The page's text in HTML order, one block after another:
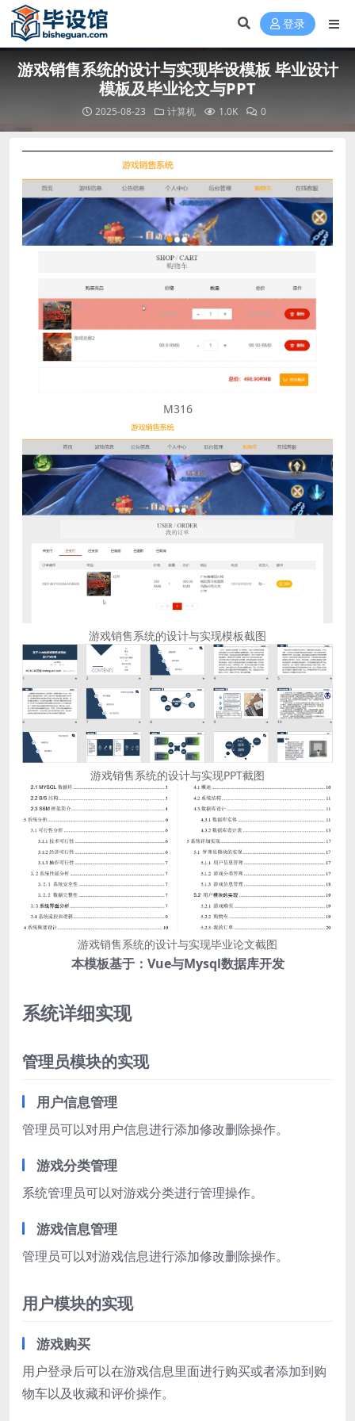
登录
游戏销售系统的设计与实现毕设模板 毕业设计
模板及毕业论文与PPT
2025-08-23 计算机 1.0K 0
M316
游戏销售系统的设计与实现模板截图
游戏销售系统的设计与实现PPT截图
游戏销售系统的设计与实现毕业论文截图
本模板基于：Vue与Mysql数据库开发
系统详细实现
管理员模块的实现
用户信息管理
管理员可以对用户信息进行添加修改删除操作。
游戏分类管理
系统管理员可以对游戏分类进行管理操作。
游戏信息管理
管理员可以对游戏信息进行添加修改删除操作。
用户模块的实现
游戏购买
用户登录后可以在游戏信息里面进行购买或者添加到购
物车以及收藏和评价操作。